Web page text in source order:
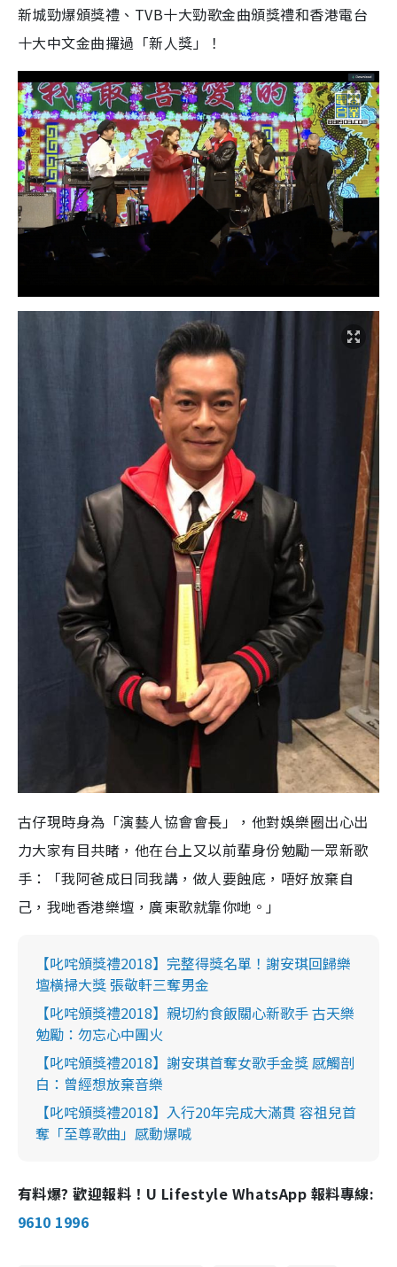
新城勁爆頒獎禮、 TVB十大勁歌金曲頒獎禮和香港電台
十大中文金曲攞過「新人獎」！
古仔現時身為「演藝人協會會長」，他對娛樂圈出心出
力大家有目共睹，他在台上又以前輩身份勉勵一眾新歌
手：「我阿爸成日同我講，做人要蝕底，唔好放棄自
己，我哋香港樂壇，廣東歌就靠你哋。」
【叱咤頒獎禮2018】完整得獎名單！謝安琪回歸樂
壇橫掃大獎 張敬軒三奪男金
【叱咤頒獎禮2018】親切約食飯關心新歌手 古天樂
勉勵：勿忘心中團火
【叱咤頒獎禮2018】謝安琪首奪女歌手金獎 感觸剖
白：曾經想放棄音樂
【叱咤頒獎禮2018】入行20年完成大滿貫 容祖兒首
奪「至尊歌曲」感動爆喊
有料爆? 歡迎報料！U Lifestyle WhatsApp 報料專線:
9610 1996